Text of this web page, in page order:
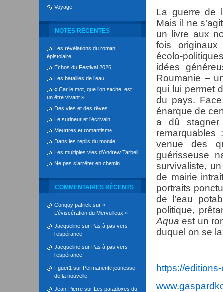
Voyage
NOTES RÉCENTES
Les révélations du roman
épistolaire
Échos du Festival 2026
Les batailles de l’eau
« Car le mot, que l’on sache, est
un être vivant »
Des vies et des rêves
Le surineur et l’écrivain
Meurtres et romantisme
Dans les replis du monde
Les multiples vies d’Andrew Tarbell
Ne pas s’arrêter en chemin
COMMENTAIRES RÉCENTS
Conquy patrick sur «
L’éviscération du Merveilleux »
Jacqueline sur Pas à pas vers
l’espérance
Jacqueline sur Pas à pas vers
l’espérance
Fguer1 sur Permanente jeunesse
de la nouvelle
Jean-Pierre sur Les paradoxes du
La guerre de
Mais il ne
un livre aux
fois originaux
écolo-
idées
Roumanie –
qui lui permet
du pays.
énarque de
a dû stagner
remarquables
venue des
guérisseuse
survivaliste,
de mairie
portraits
de l’eau
politique,
Aquaest un
duquel on se
https://